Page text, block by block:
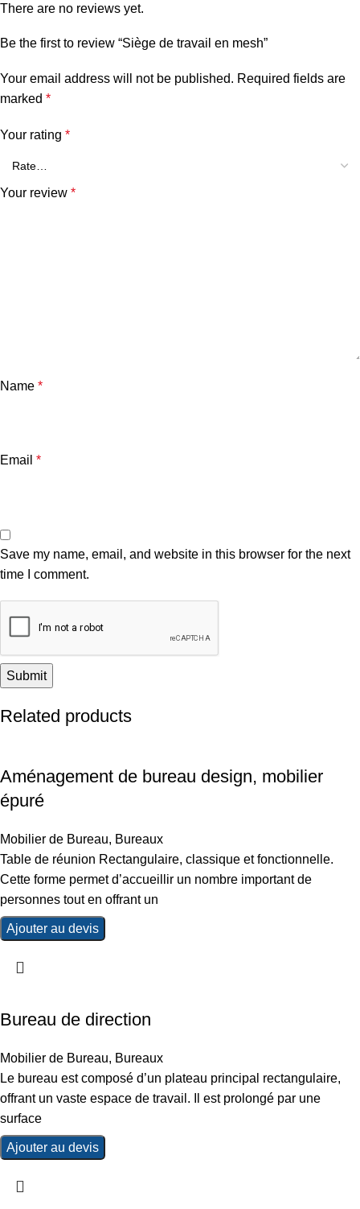
There are no reviews yet.
Be the first to review “Siège de travail en mesh”
Your email address will not be published. Required fields are
marked *
Your rating *
Your review *
Name *
Email *
Save my name, email, and website in this browser for the next
time I comment.
Related products
Aménagement de bureau design, mobilier
épuré
Mobilier de Bureau, Bureaux
Table de réunion Rectangulaire, classique et fonctionnelle.
Cette forme permet d’accueillir un nombre important de
personnes tout en offrant un
Ajouter au devis
Bureau de direction
Mobilier de Bureau, Bureaux
Le bureau est composé d’un plateau principal rectangulaire,
offrant un vaste espace de travail. Il est prolongé par une
surface
Ajouter au devis